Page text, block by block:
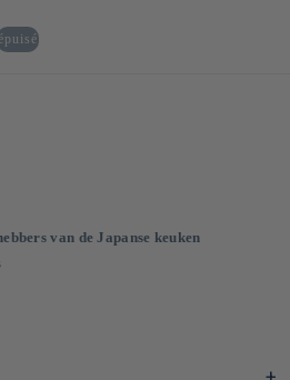
épuisé
van de Japanse keuken